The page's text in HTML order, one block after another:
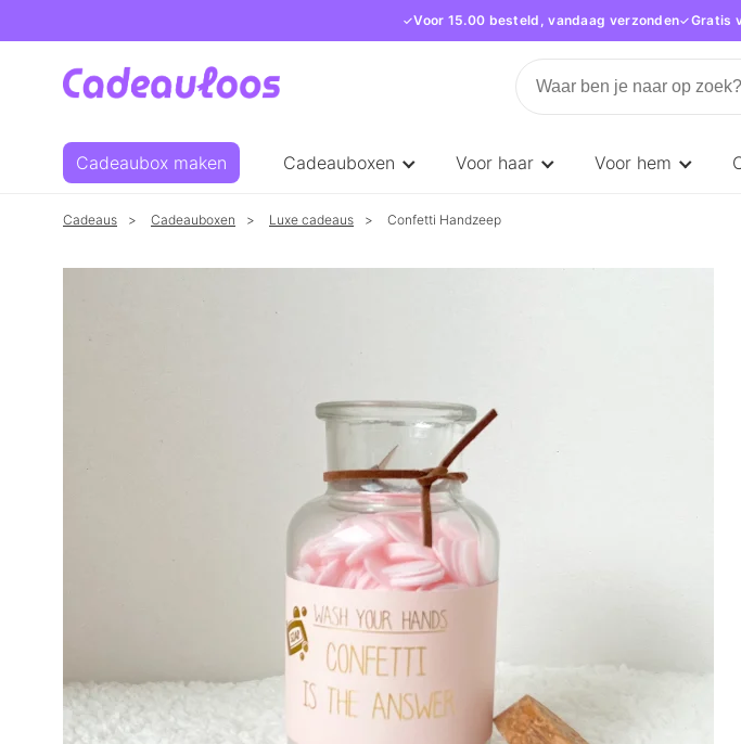
Voor 15.00 besteld, vandaag verzonden Gratis
Cadeaubox maken Cadeauboxen Voor haar Voor hem
Cadeaus Cadeauboxen Luxe cadeaus Confetti Handzeep